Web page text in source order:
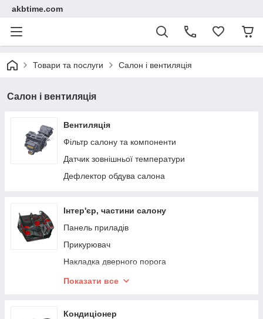
akbtime.com
Товари та послуги Салон і вентиляція
Салон і вентиляція
Вентиляція
Фільтр салону та компоненти
Датчик зовнішньої температури
Дефлектор обдува салона
Інтер'єр, частини салону
Панель приладів
Прикурювач
Накладка дверного порога
Килимки в салон
Елементи салону
Показати все
Кондиціонер